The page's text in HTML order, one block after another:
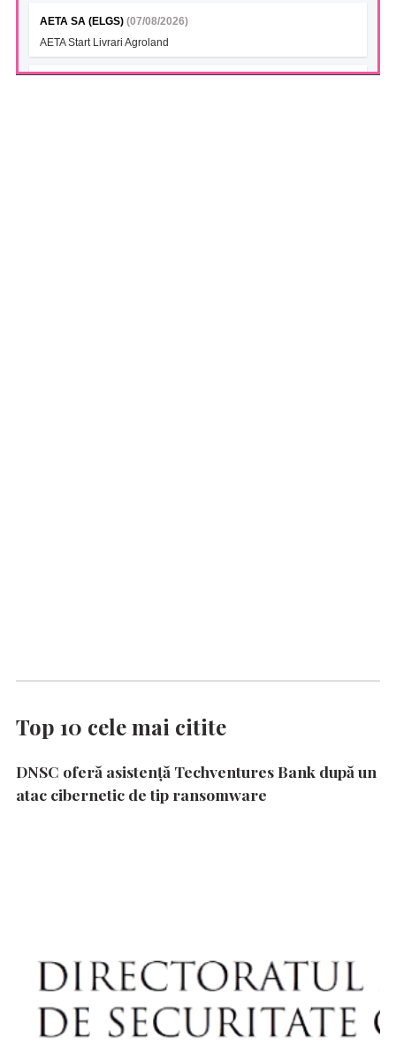
AETA SA (ELGS) (07/08/2026)
AETA Start Livrari Agroland
Top 10 cele mai citite
DNSC oferă asistență Techventures Bank după un
atac cibernetic de tip ransomware